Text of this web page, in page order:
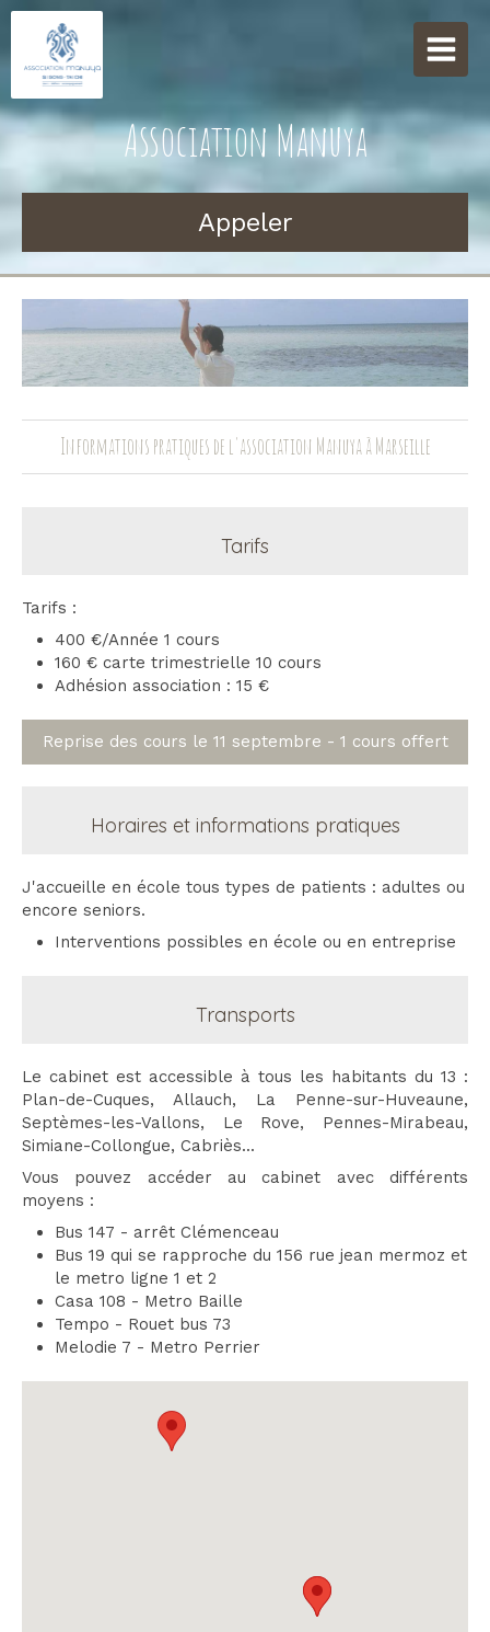
Association Manuya
Appeler
Informations pratiques de l'association Manuya à Marseille
Tarifs
Tarifs :
400 €/Année 1 cours
160 € carte trimestrielle 10 cours
Adhésion association : 15 €
Reprise des cours le 11 septembre - 1 cours offert
Horaires et informations pratiques
J'accueille en école tous types de patients : adultes ou
encore seniors.
Interventions possibles en école ou en entreprise
Transports
Le cabinet est accessible à tous les habitants du 13 :
Plan-de-Cuques, Allauch, La Penne-sur-Huveaune,
Septèmes-les-Vallons, Le Rove, Pennes-Mirabeau,
Simiane-Collongue, Cabriès...
Vous pouvez accéder au cabinet avec différents
moyens :
Bus 147 - arrêt Clémenceau
Bus 19 qui se rapproche du 156 rue jean mermoz et
le metro ligne 1 et 2
Casa 108 - Metro Baille
Tempo - Rouet bus 73
Melodie 7 - Metro Perrier